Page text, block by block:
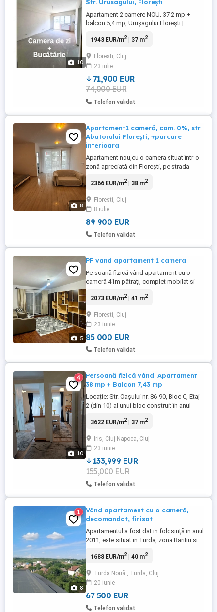
10
Str. Urusagului, Florești
Apartament 2 camere NOU, 37,2 mp +
balcon 5,4 mp, Urușagului Florești |
NEGOCIABIL | DIRECT PROPRIETAR | FĂRĂ
camere în Florești, strada Urușagului,
situat la etajul 2 din 3, într-un imobil
construit în 2024. Apartamentul ...
1943 EUR/m2| 37 m2
Floresti, Cluj
23 iulie
71,900 EUR
74,000 EUR
Telefon validat
8
Apartament1 cameră, com. 0%, str.
Abatorului Florești, +parcare
interioara
Apartament nou,cu o camera situat într-o
zonă apreciată din Florești, pe strada
Poligon la 10 minute de Vivo Mall și cu
parterul unui imobil nou construit pe 4
niveluri și prevăzut cu lift, apartamentul
dispune de ...
2366 EUR/m2| 38 m2
Floresti, Cluj
8 iulie
89 900 EUR
Telefon validat
5
PF vand apartament 1 camera
Persoană fizică vând apartament cu o
cameră 41m pătrați, complet mobilat si
strada Florilor, la 2 min de stația de
2073 EUR/m2| 41 m2
Floresti, Cluj
23 iunie
85 000 EUR
Telefon validat
10
4
Persoană fizică vând: Apartament
38 mp + Balcon 7,43 mp
Locație: Str. Oașului nr. 86-90, Bloc O, Etaj
2 (din 10) al unui bloc construit în anul
Fitness, Mega Image, Sinsay, cafenea,
află la doar 3 minute de mers pe jos până
la stația de tramvai și autobuz, grădiniță,
bancă, ...
3622 EUR/m2| 37 m2
Iris, Cluj-Napoca, Cluj
23 iunie
133,999 EUR
155,000 EUR
Telefon validat
8
1
Vând apartament cu o cameră,
decomandat, finisat
Apartamentul a fost dat in folosință in anul
2011, este situat in Turda, zona Baritiu si
utilă: 40 mp - dispune de o terasă de 40
rufe; - aer condiționat.
1688 EUR/m2| 40 m2
Turda Nouă , Turda, Cluj
20 iunie
67 500 EUR
Telefon validat